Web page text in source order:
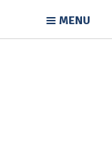
MENU